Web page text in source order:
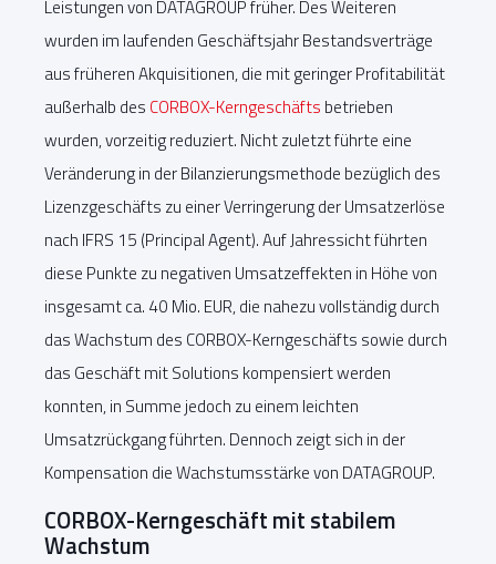
Leistungen von DATAGROUP früher. Des Weiteren
wurden im laufenden Geschäftsjahr Bestandsverträge
aus früheren Akquisitionen, die mit geringer Profitabilität
außerhalb des CORBOX-Kerngeschäfts betrieben
wurden, vorzeitig reduziert. Nicht zuletzt führte eine
Veränderung in der Bilanzierungsmethode bezüglich des
Lizenzgeschäfts zu einer Verringerung der Umsatzerlöse
nach IFRS 15 (Principal Agent). Auf Jahressicht führten
diese Punkte zu negativen Umsatzeffekten in Höhe von
insgesamt ca. 40 Mio. EUR, die nahezu vollständig durch
das Wachstum des CORBOX-Kerngeschäfts sowie durch
das Geschäft mit Solutions kompensiert werden
konnten, in Summe jedoch zu einem leichten
Umsatzrückgang führten. Dennoch zeigt sich in der
Kompensation die Wachstumsstärke von DATAGROUP.
CORBOX-Kerngeschäft mit stabilem
Wachstum